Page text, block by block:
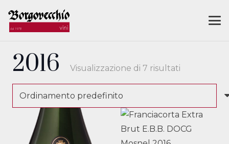
2016 Visualizzazione di 7 risultati